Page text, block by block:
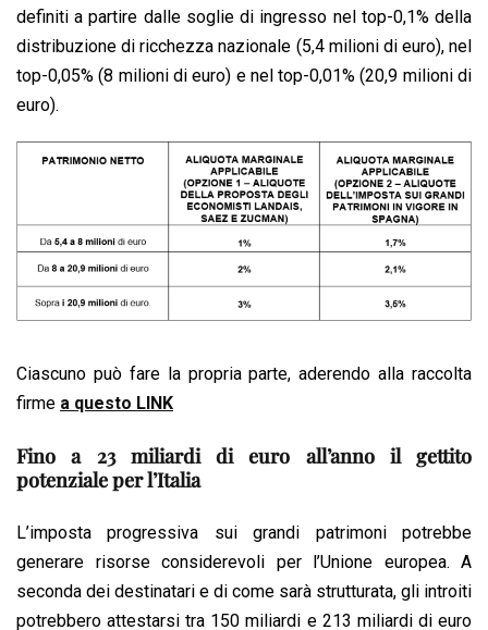
definiti a partire dalle soglie di ingresso nel top-0,1% della
distribuzione di ricchezza nazionale (5,4 milioni di euro), nel
top-0,05% (8 milioni di euro) e nel top-0,01% (20,9 milioni di
euro).
Ciascuno può fare la propria parte, aderendo alla raccolta
firme a questo LINK
Fino a 23 miliardi di euro all’anno il gettito
potenziale per l’Italia
L’imposta progressiva sui grandi patrimoni potrebbe
generare risorse considerevoli per l’Unione europea. A
seconda dei destinatari e di come sarà strutturata, gli introiti
potrebbero attestarsi tra 150 miliardi e 213 miliardi di euro